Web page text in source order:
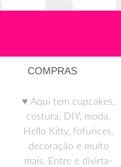
COMPRAS
♥ Aqui tem cupcakes,
costura, DIY, moda,
Hello Kitty, fofurices,
decoração e muito
mais. Entre e divirta-